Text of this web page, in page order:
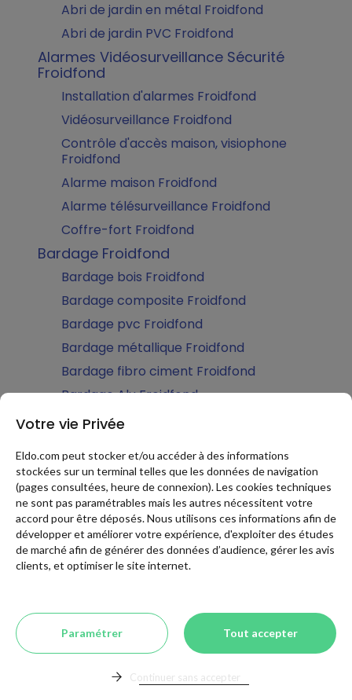
Abri de jardin en métal Froidfond
Abri de jardin PVC Froidfond
Alarmes Vidéosurveillance Sécurité
Froidfond
Installation d'alarmes Froidfond
Vidéosurveillance Froidfond
Contrôle d'accès maison, visiophone
Froidfond
Alarme maison Froidfond
Alarme télésurveillance Froidfond
Coffre-fort Froidfond
Bardage Froidfond
Bardage bois Froidfond
Bardage composite Froidfond
Bardage pvc Froidfond
Bardage métallique Froidfond
Bardage fibro ciment Froidfond
Bardage Alu Froidfond
Bardage zinc Froidfond
Carport Alu Froidfond
Carport bois Froidfond
Abri voiture Froidfond
Carport PVC Froidfond
Clôtures Froidfond
Clôture composite Froidfond
Clôture Alu Froidfond
Clôture pvc Froidfond
Votre vie Privée
Eldo.com peut stocker et/ou accéder à des informations
stockées sur un terminal telles que les données de navigation
(pages consultées, heure de connexion). Les cookies techniques
ne sont pas paramétrables mais les autres nécessitent votre
accord pour être déposés. Nous utilisons ces informations afin de
développer et améliorer votre expérience, d'exploiter des études
de marché afin de générer des données d’audience, gérer les avis
clients, et optimiser le site internet.
Continuer sans accepter
Paramétrer Tout accepter